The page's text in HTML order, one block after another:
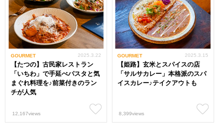
GOURMET
【たつの】古民家レストラン
「いちわ」で手延べパスタと気
まぐれ料理を♪前菜付きのラン
チが人気
2025.3.22
12,167views
GOURMET
【姫路】玄米とスパイスの店
「サルサカレー」本格派のスパ
イスカレー♪テイクアウトも
2025.3.15
8,399views